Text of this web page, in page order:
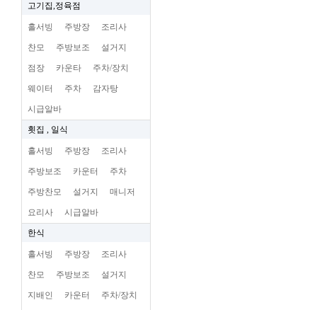
고기집,정육점
홀서빙 주방장 조리사
찬모 주방보조 설거지
점장 카운타 주차/장치
웨이터 주차 감자탕
시급알바
횟집 , 일식
홀서빙 주방장 조리사
주방보조 카운터 주차
주방찬모 설거지 매니저
요리사 시급알바
한식
홀서빙 주방장 조리사
찬모 주방보조 설거지
지배인 카운터 주차/장치